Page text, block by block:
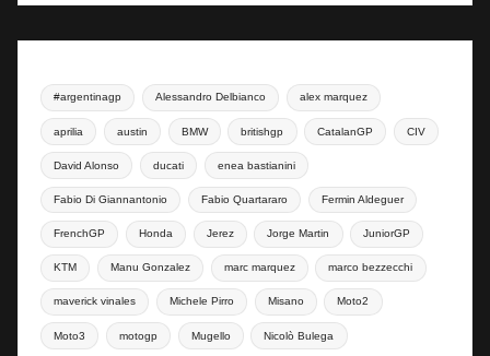
#argentinagp Alessandro Delbianco alex marquez
aprilia austin BMW britishgp CatalanGP CIV
David Alonso ducati enea bastianini
Fabio Di Giannantonio Fabio Quartararo Fermin Aldeguer
FrenchGP Honda Jerez Jorge Martin JuniorGP
KTM Manu Gonzalez marc marquez marco bezzecchi
maverick vinales Michele Pirro Misano Moto2
Moto3 motogp Mugello Nicolò Bulega